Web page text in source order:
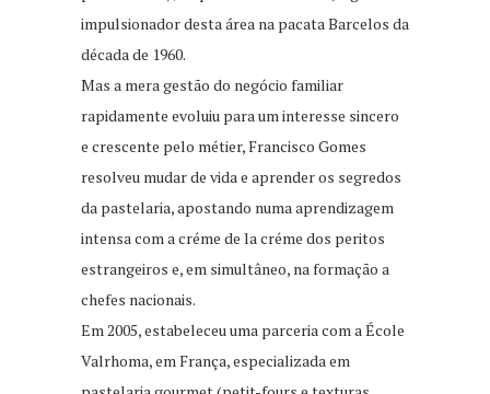
impulsionador desta área na pacata Barcelos da
década de 1960.
Mas a mera gestão do negócio familiar
rapidamente evoluiu para um interesse sincero
e crescente pelo métier, Francisco Gomes
resolveu mudar de vida e aprender os segredos
da pastelaria, apostando numa aprendizagem
intensa com a créme de la créme dos peritos
estrangeiros e, em simultâneo, na formação a
chefes nacionais.
Em 2005, estabeleceu uma parceria com a École
Valrhoma, em França, especializada em